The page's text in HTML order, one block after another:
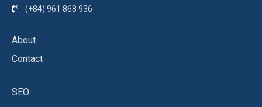
(+84) 961 868 936
About
Contact
SEO